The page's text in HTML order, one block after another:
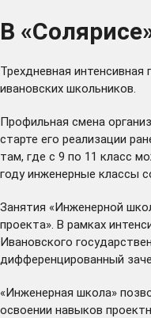
В
Трехдневная
ивановских школьников.
Профильная смена
старте его реализации
там, где с 9 по 11 класс
году инженерные классы
Занятия «Инженерной
проекта». В рамках
Ивановского
дифференцированный
«Инженерная школа»
освоении навыков